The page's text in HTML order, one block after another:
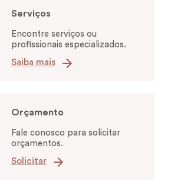
Serviços
Encontre serviços ou
profissionais especializados.
Saiba mais
Orçamento
Fale conosco para solicitar
orçamentos.
Solicitar